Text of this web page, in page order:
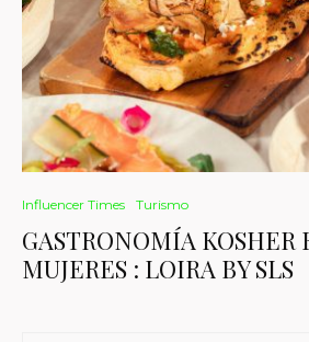
Influencer Times Turismo
GASTRONOMÍA KOSHER
MUJERES : LOIRA BY SLS